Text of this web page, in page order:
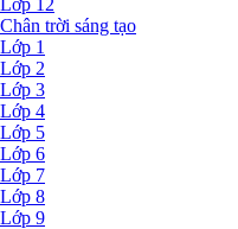
Lớp 12
Chân trời sáng tạo
Lớp 1
Lớp 2
Lớp 3
Lớp 4
Lớp 5
Lớp 6
Lớp 7
Lớp 8
Lớp 9